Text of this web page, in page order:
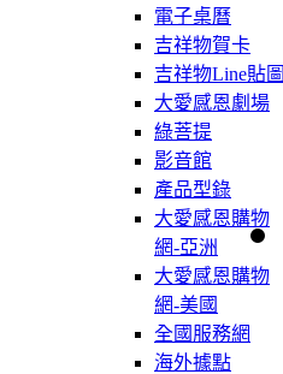
電子桌曆
吉祥物賀卡
吉祥物Line貼圖
大愛感恩劇場
綠菩提
影音館
產品型錄
大愛感恩購物
網-亞洲
大愛感恩購物
網-美國
全國服務網
海外據點